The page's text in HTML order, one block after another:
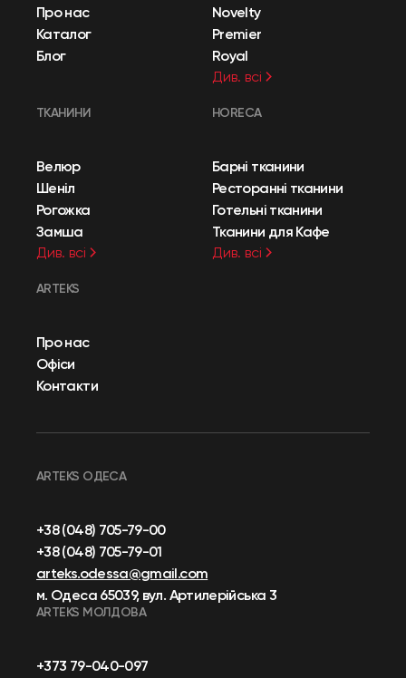
Про нас
Каталог
Блог
Novelty
Premier
Royal
Див. всі
ТКАНИНИ
Велюр
Шеніл
Рогожка
Замша
Див. всі
HORECA
Барні тканини
Ресторанні тканини
Готельні тканини
Тканини для Кафе
Див. всі
ARTEKS
Про нас
Офіси
Контакти
ARTEKS ОДЕСА
+38 (048) 705-79-00
+38 (048) 705-79-01
arteks.odessa@gmail.com
м. Одеса 65039, вул. Артилерійська 3
ARTEKS МОЛДОВА
+373 79-040-097